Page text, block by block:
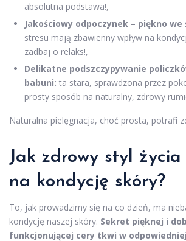
absolutna podstawa!,
Jakościowy odpoczynek – piękno we
stresu mają zbawienny wpływ na
zadbaj o relaks!,
Delikatne podszczypywanie
babuni: ta stara, sprawdzona przez
prosty sposób na naturalny, zdrowy
Naturalna pielęgnacja, choć prosta, potrafi
Jak zdrowy styl życia
na kondycję skóry?
To, jak prowadzimy się na co dzień, ma
kondycję naszej skóry. Sekret pięknej i
funkcjonującej cery tkwi w